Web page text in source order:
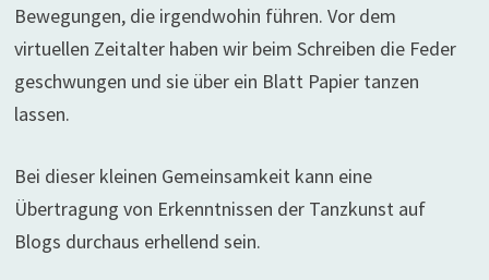
Bewegungen, die irgendwohin führen. Vor dem
virtuellen Zeitalter haben wir beim Schreiben die Feder
geschwungen und sie über ein Blatt Papier tanzen
lassen.
Bei dieser kleinen Gemeinsamkeit kann eine
Übertragung von Erkenntnissen der Tanzkunst auf
Blogs durchaus erhellend sein.